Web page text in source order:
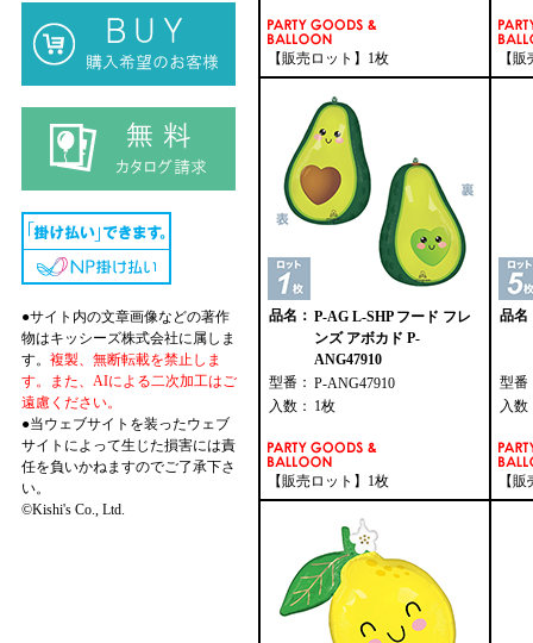
●サイト内の文章画像などの著作
物はキッシーズ株式会社に属しま
す。 複製、無断転載を禁止しま
す。また、AIによる二次加工はご
遠慮ください。
●当ウェブサイトを装ったウェブ
サイトによって生じた損害には責
任を負いかねますのでご了承下さ
い。
©Kishi's Co., Ltd.
【販売ロット】1枚 【
品名： P-AG L-SHP フード フレ
ンズ アボカド P-
ANG47910
型番： P-ANG47910
入数： 1枚
【販売ロット】1枚
品名
型番
入数
【